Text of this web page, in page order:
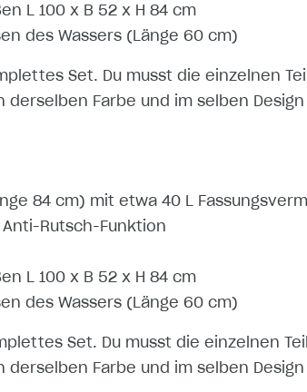
L 100 x B 52 x H 84 cm
des Wassers (Länge 60 cm)
Set. Du musst die einzelnen
derselben Farbe und im selben
84 cm) mit etwa 40 L
Rutsch-Funktion
L 100 x B 52 x H 84 cm
des Wassers (Länge 60 cm)
Set. Du musst die einzelnen
derselben Farbe und im selben